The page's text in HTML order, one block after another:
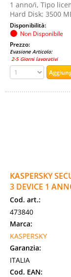
1 anno/i, Tipo
Hard Disk: 3500
Disponibilità:
Non Disponibile
Prezzo:
Evasione Articolo:
2-5 Giorni lavorativi
KASPERSKY
3 DEVICE 1
Cod. art.:
473840
Marca:
KASPERSKY
Garanzia:
ITALIA
Cod. EAN: